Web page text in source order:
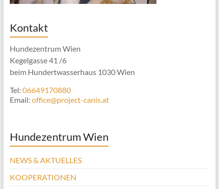
Kontakt
Hundezentrum Wien
Kegelgasse 41 /6
beim Hundertwasserhaus 1030 Wien
Tel: 06649170880
Email: office@project-canis.at
Hundezentrum Wien
NEWS & AKTUELLES
KOOPERATIONEN